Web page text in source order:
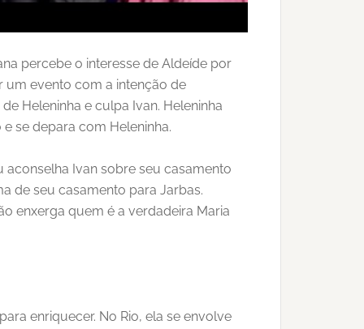
percebe o interesse de Aldeíde por
um evento com a intenção de
Heleninha e culpa Ivan. Heleninha
se depara com Heleninha.
aconselha Ivan sobre seu casamento
de seu casamento para Jarbas.
enxerga quem é a verdadeira Maria
enriquecer. No Rio, ela se envolve